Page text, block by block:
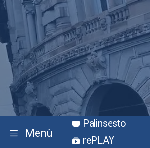
Menù
Palinsesto
rePLAY